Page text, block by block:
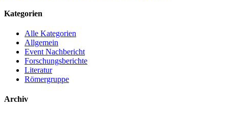
Kategorien
Alle Kategorien
Allgemein
Event Nachbericht
Forschungsberichte
Literatur
Römergruppe
Archiv